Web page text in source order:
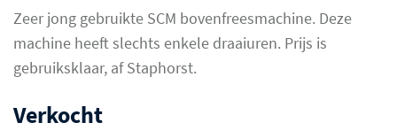
Zeer jong gebruikte SCM bovenfreesmachine. Deze
machine heeft slechts enkele draaiuren. Prijs is
gebruiksklaar, af Staphorst.
Verkocht